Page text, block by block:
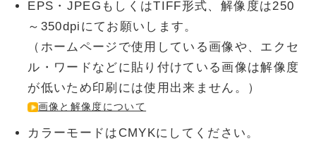
EPS・JPEGもしくはTIFF形式、解像度は250
～350dpiにてお願いします。
（ホームページで使用している画像や、エクセ
ル・ワードなどに貼り付けている画像は解像度
が低いため印刷には使用出来ません。）
画像と解像度について
カラーモードはCMYKにしてください。